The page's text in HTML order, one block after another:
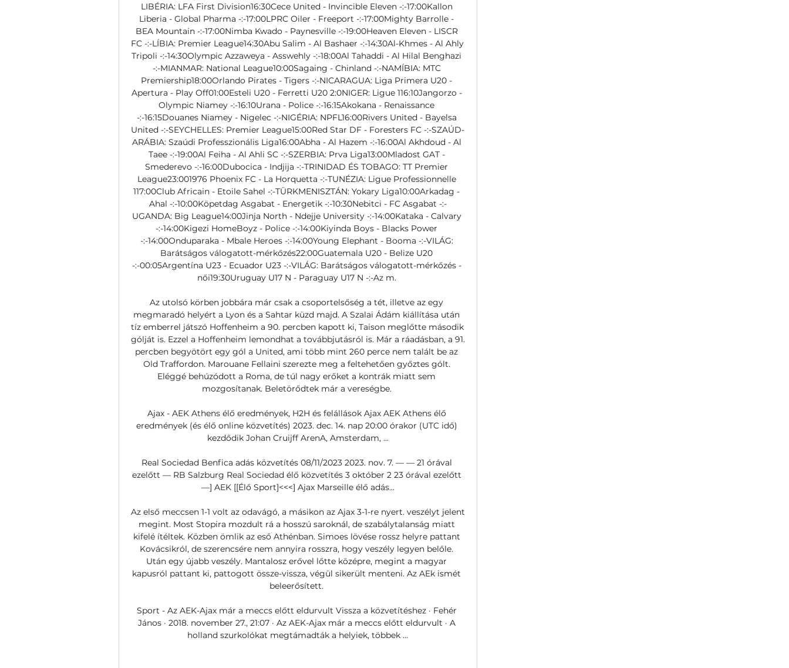
LIBÉRIA: LFA First Division16:30Cece United - Invincible Eleven -:-17:00Kallon
Liberia - Global Pharma -:-17:00LPRC Oiler - Freeport -:-17:00Mighty Barrolle -
BEA Mountain -:-17:00Nimba Kwado - Paynesville -:-19:00Heaven Eleven - LISCR
FC -:-LÍBIA: Premier League14:30Abu Salim - Al Bashaer -:-14:30Al-Khmes - Al Ahly
Tripoli -:-14:30Olympic Azzaweya - Asswehly -:-18:00Al Tahaddi - Al Hilal Benghazi
-:-MIANMAR: National League10:00Sagaing - Chinland -:-NAMÍBIA: MTC
Premiership18:00Orlando Pirates - Tigers -:-NICARAGUA: Liga Primera U20 -
Apertura - Play Off01:00Esteli U20 - Ferretti U20 2:0NIGER: Ligue 116:10Jangorzo -
Olympic Niamey -:-16:10Urana - Police -:-16:15Akokana - Renaissance
-:-16:15Douanes Niamey - Nigelec -:-NIGÉRIA: NPFL16:00Rivers United - Bayelsa
United -:-SEYCHELLES: Premier League15:00Red Star DF - Foresters FC -:-SZAÚD-
ARÁBIA: Szaúdi Professzionális Liga16:00Abha - Al Hazem -:-16:00Al Akhdoud - Al
Taee -:-19:00Al Feiha - Al Ahli SC -:-SZERBIA: Prva Liga13:00Mladost GAT -
Smederevo -:-16:00Dubocica - Indjija -:-TRINIDAD ÉS TOBAGO: TT Premier
League23:001976 Phoenix FC - La Horquetta -:-TUNÉZIA: Ligue Professionnelle
117:00Club Africain - Etoile Sahel -:-TÜRKMENISZTÁN: Yokary Liga10:00Arkadag -
Ahal -:-10:00Köpetdag Asgabat - Energetik -:-10:30Nebitci - FC Asgabat -:-
UGANDA: Big League14:00Jinja North - Ndejje University -:-14:00Kataka - Calvary
-:-14:00Kigezi HomeBoyz - Police -:-14:00Kiyinda Boys - Blacks Power
-:-14:00Onduparaka - Mbale Heroes -:-14:00Young Elephant - Booma -:-VILÁG:
Barátságos válogatott-mérkőzés22:00Guatemala U20 - Belize U20
-:-00:05Argentína U23 - Ecuador U23 -:-VILÁG: Barátságos válogatott-mérkőzés -
női19:30Uruguay U17 N - Paraguay U17 N -:-Az m.
Az utolsó körben jobbára már csak a csoportelsőség a tét, illetve az egy
megmaradó helyért a Lyon és a Sahtar küzd majd. A Szalai Ádám kiállítása után
tíz emberrel játszó Hoffenheim a 90. percben kapott ki, Taison meglőtte második
gólját is. Ezzel a Hoffenheim lemondhat a továbbjutásról is. Már a ráadásban, a 91.
percben begyötört egy gól a United, ami több mint 260 perce nem talált be az
Old Traffordon. Marouane Fellaini szerezte meg a feltehetően győztes gólt.
Eléggé behúzódott a Roma, de túl nagy erőket a kontrák miatt sem
mozgosítanak. Beletörődtek már a vereségbe.
Ajax - AEK Athens élő eredmények, H2H és felállások Ajax AEK Athens élő
eredmények (és élő online közvetítés) 2023. dec. 14. nap 20:00 órakor (UTC idő)
kezdődik Johan Cruijff ArenA, Amsterdam, ...
Real Sociedad Benfica adás közvetítés 08/11/2023 2023. nov. 7. — — 21 órával
ezelőtt — RB Salzburg Real Sociedad élő közvetítés 3 október 2 23 órával ezelőtt
—] AEK [[Élő Sport]<<<] Ajax Marseille élő adás...
Az első meccsen 1-1 volt az odavágó, a másikon az Ajax 3-1-re nyert. veszélyt jelent
megint. Most Stopira mozdult rá a hosszú saroknál, de szabálytalanság miatt
kifelé ítéltek. Közben ömlik az eső Athénban. Simoes lövése rossz helyre pattant
Kovácsikról, de szerencsére nem annyira rosszra, hogy veszély legyen belőle.
Után egy újabb veszély. Mantalosz erővel lőtte középre, megint a magyar
kapusról pattant ki, pattogott össze-vissza, végül sikerült menteni. Az AEk ismét
beleerősített.
Sport - Az AEK-Ajax már a meccs előtt eldurvult Vissza a közvetítéshez · Fehér
János · 2018. november 27., 21:07 · Az AEK-Ajax már a meccs előtt eldurvult · A
holland szurkolókat megtámadták a helyiek, többek ...